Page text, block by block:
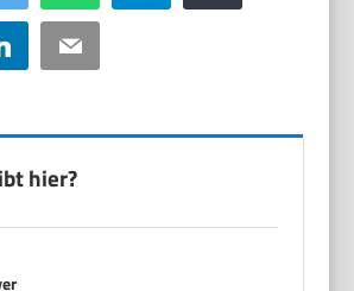
LinkedIn Email
hier?